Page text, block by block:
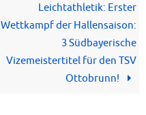
Leichtathletik: Erster
Wettkampf der Hallensaison:
3 Südbayerische
Vizemeistertitel für den TSV
Ottobrunn!